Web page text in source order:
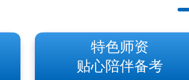
特色师资
贴心陪伴备考